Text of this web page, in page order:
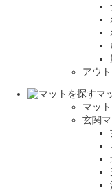
アウ
マ
マッ
玄関